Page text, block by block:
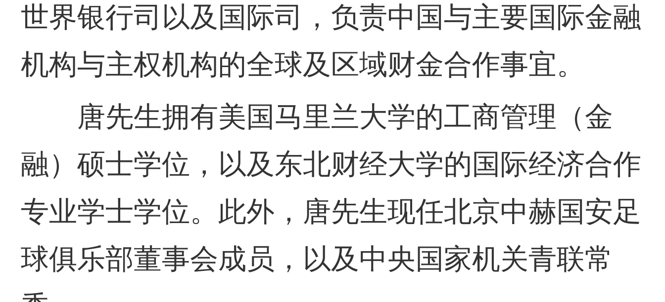
世界银行司以及国际司，负责中国与主要国际金融
机构与主权机构的全球及区域财金合作事宜。
唐先生拥有美国马里兰大学的工商管理（金
融）硕士学位，以及东北财经大学的国际经济合作
专业学士学位。此外，唐先生现任北京中赫国安足
球俱乐部董事会成员，以及中央国家机关青联常